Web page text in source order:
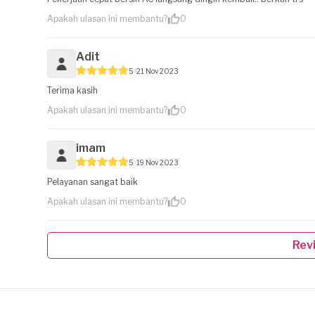
Apakah ulasan ini membantu?
0
Adit
5 21 Nov 2023
Terima kasih
Apakah ulasan ini membantu?
0
imam
5 19 Nov 2023
Pelayanan sangat baik
Apakah ulasan ini membantu?
0